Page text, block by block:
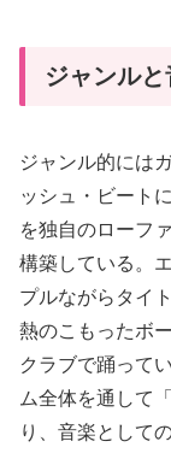
ジャンル
ジャンル的には
ッシュ・ビート
を独自のローフ
構築している。
プルながらタイ
熱のこもったボ
クラブで踊って
ム全体を通して
り、音楽として